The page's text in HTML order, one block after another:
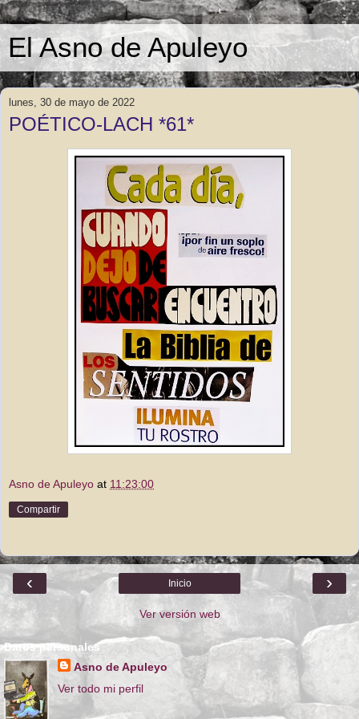
El Asno de Apuleyo
lunes, 30 de mayo de 2022
POÉTICO-LACH *61*
Asno de Apuleyo at 11:23:00
Compartir
‹ ›
Inicio
Ver versión web
Datos personales
Asno de Apuleyo
Ver todo mi perfil